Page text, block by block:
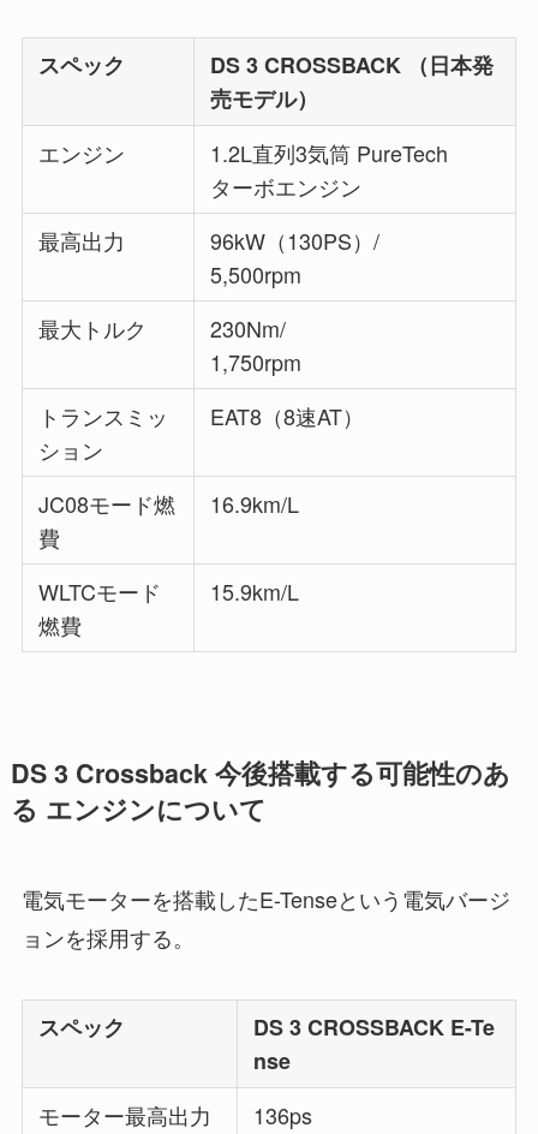
スペック
DS 3 CROSSBACK （日本発
売モデル）
エンジン
1.2L直列3気筒 PureTech
ターボエンジン
最高出力
96kW（130PS）/
5,500rpm
最大トルク
230Nm/
1,750rpm
トランスミッ
ション
EAT8（8速AT）
JC08モード燃
費
16.9km/L
WLTCモード
燃費
15.9km/L
DS 3 Crossback 今後搭載する可能性のあ
る エンジンについて
電気モーターを搭載したE-Tenseという電気バージ
ョンを採用する。
スペック
DS 3 CROSSBACK E-Te
nse
モーター最高出力
136ps